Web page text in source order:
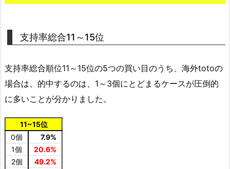
支持率総合11～15位
支持率総合順位11～15位の5つの買い目のうち、海外totoの
場合は、的中するのは、1～3個にとどまるケースが圧倒的
に多いことが分かりました。
11~15位
0個
7.9%
1個
20.6%
2個
49.2%